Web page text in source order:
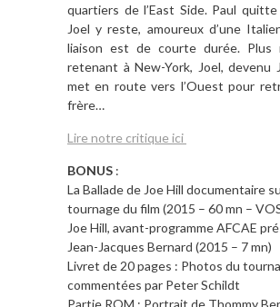
quartiers de l’East Side. Paul quitte
Joel y reste, amoureux d’une
liaison est de courte durée. Plus
retenant à New-York, Joel, devenu
met en route vers l’Ouest pour
frère…
Lire notre critique ici
BONUS :
La Ballade de Joe Hill documentaire
tournage du film (2015 – 60 mn –
Joe Hill, avant-programme AFCAE
Jean-Jacques Bernard (2015 – 7 mn)
Livret de 20 pages : Photos du
commentées par Peter Schildt